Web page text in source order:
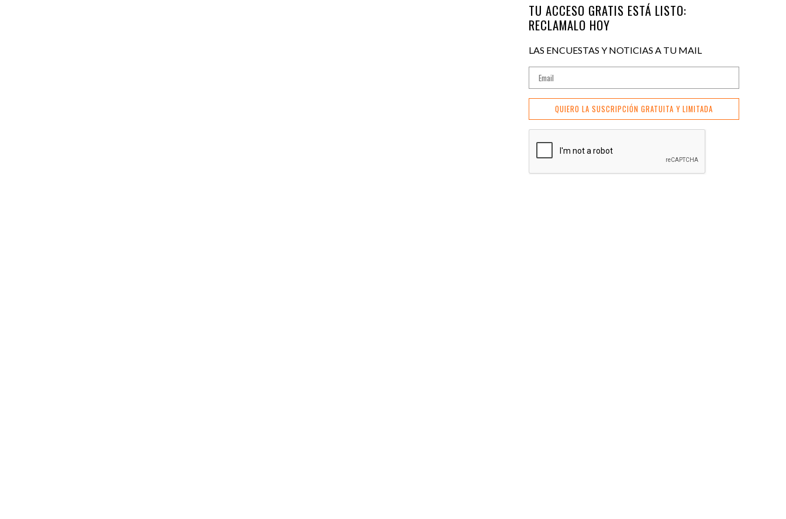
TU ACCESO GRATIS ESTÁ LISTO:
RECLAMALO HOY
LAS ENCUESTAS Y NOTICIAS A TU MAIL
QUIERO LA SUSCRIPCIÓN GRATUITA Y LIMITADA